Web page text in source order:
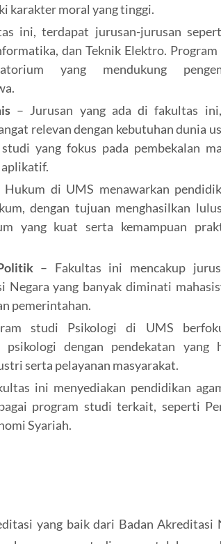
karakter moral yang tinggi.
ini, terdapat jurusan-jurusan
dan Teknik Elektro.
yang mendukung
– Jurusan yang ada di fakultas
relevan dengan kebutuhan dunia
yang fokus pada pembekalan
aplikatif.
Hukum di UMS menawarkan
dengan tujuan menghasilkan
yang kuat serta kemampuan
– Fakultas ini mencakup
Negara yang banyak diminati
pemerintahan.
studi Psikologi di UMS
psikologi dengan pendekatan yang
serta pelayanan masyarakat.
ini menyediakan pendidikan
program studi terkait, seperti
Syariah.
yang baik dari Badan Akreditasi